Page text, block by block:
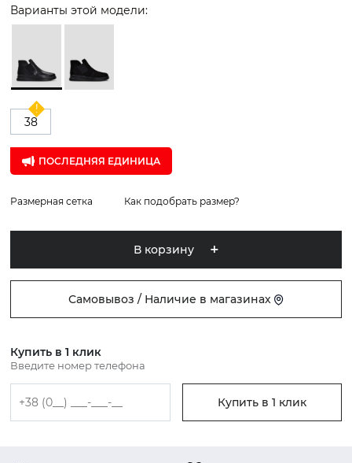
Варианты этой модели:
38
ПОСЛЕДНЯЯ ЕДИНИЦА
Размерная сетка Как подобрать размер?
В корзину
Самовывоз / Наличие в магазинах
Купить в 1 клик
Введите номер телефона
Купить в 1 клик